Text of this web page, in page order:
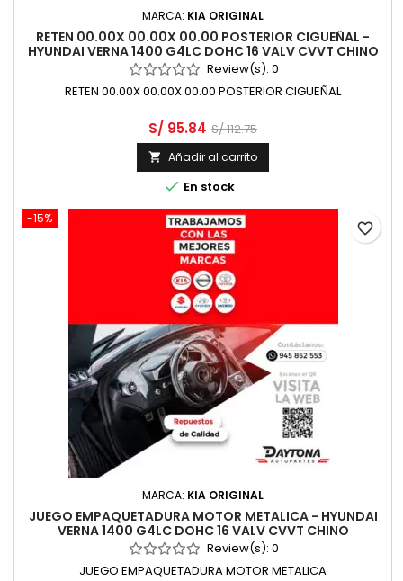
MARCA: KIA ORIGINAL
RETEN 00.00X 00.00X 00.00 POSTERIOR CIGUEÑAL -
HYUNDAI VERNA 1400 G4LC DOHC 16 VALV CVVT CHINO
Review(s): 0
RETEN 00.00X 00.00X 00.00 POSTERIOR CIGUEÑAL
S/ 95.84 S/ 112.75
 Añadir al carrito
 En stock
-15%
MARCA: KIA ORIGINAL
JUEGO EMPAQUETADURA MOTOR METALICA - HYUNDAI
VERNA 1400 G4LC DOHC 16 VALV CVVT CHINO
Review(s): 0
JUEGO EMPAQUETADURA MOTOR METALICA
favorite_border